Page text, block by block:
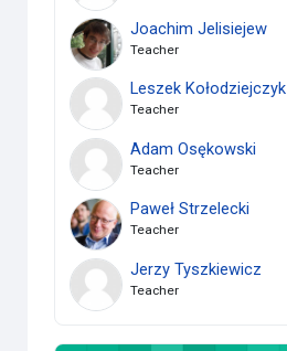
Joachim Jelisiejew
Teacher
Leszek Kołodziejczyk
Teacher
Adam Osękowski
Teacher
Paweł Strzelecki
Teacher
Jerzy Tyszkiewicz
Teacher